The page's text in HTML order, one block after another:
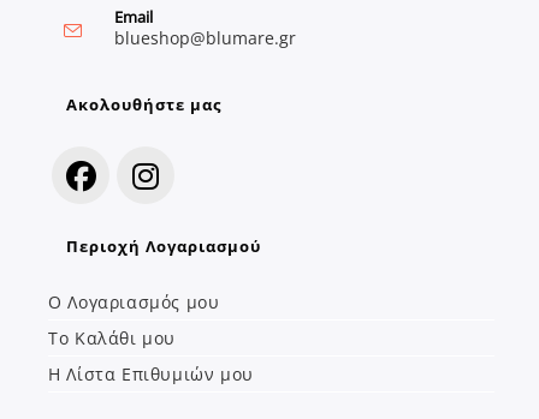
Email
blueshop@blumare.grOpens
Ακολουθήστε μας
new
tab
in
new
tab
Περιοχή Λογαριασμού
Ο Λογαριασμός μου
Το Καλάθι μου
Η Λίστα Επιθυμιών μου